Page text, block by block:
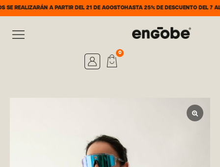
A PARTIR DEL 21 DE AGOSTO HASTA 25% DE DESCUENTO DEL 7 AL 31 DE
0